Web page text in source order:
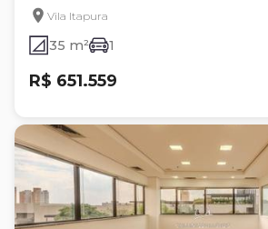
Vila Itapura
35 m² 1
R$ 651.559